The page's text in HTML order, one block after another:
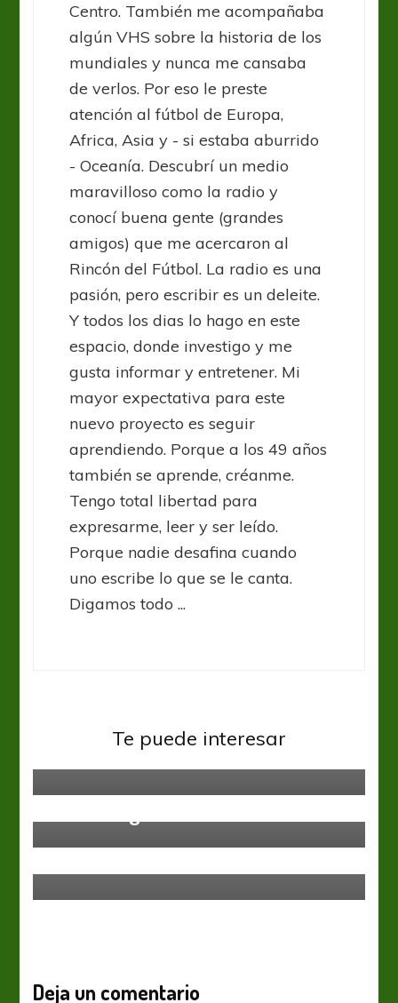
Centro. También me acompañaba
algún VHS sobre la historia de los
mundiales y nunca me cansaba
de verlos. Por eso le preste
atención al fútbol de Europa,
Africa, Asia y - si estaba aburrido
- Oceanía. Descubrí un medio
maravilloso como la radio y
conocí buena gente (grandes
amigos) que me acercaron al
Rincón del Fútbol. La radio es una
pasión, pero escribir es un deleite.
Y todos los dias lo hago en este
espacio, donde investigo y me
gusta informar y entretener. Mi
mayor expectativa para este
nuevo proyecto es seguir
aprendiendo. Porque a los 49 años
también se aprende, créanme.
Tengo total libertad para
expresarme, leer y ser leído.
Porque nadie desafina cuando
uno escribe lo que se le canta.
Digamos todo ...
Te puede interesar
Liga Española
Deja un comentario